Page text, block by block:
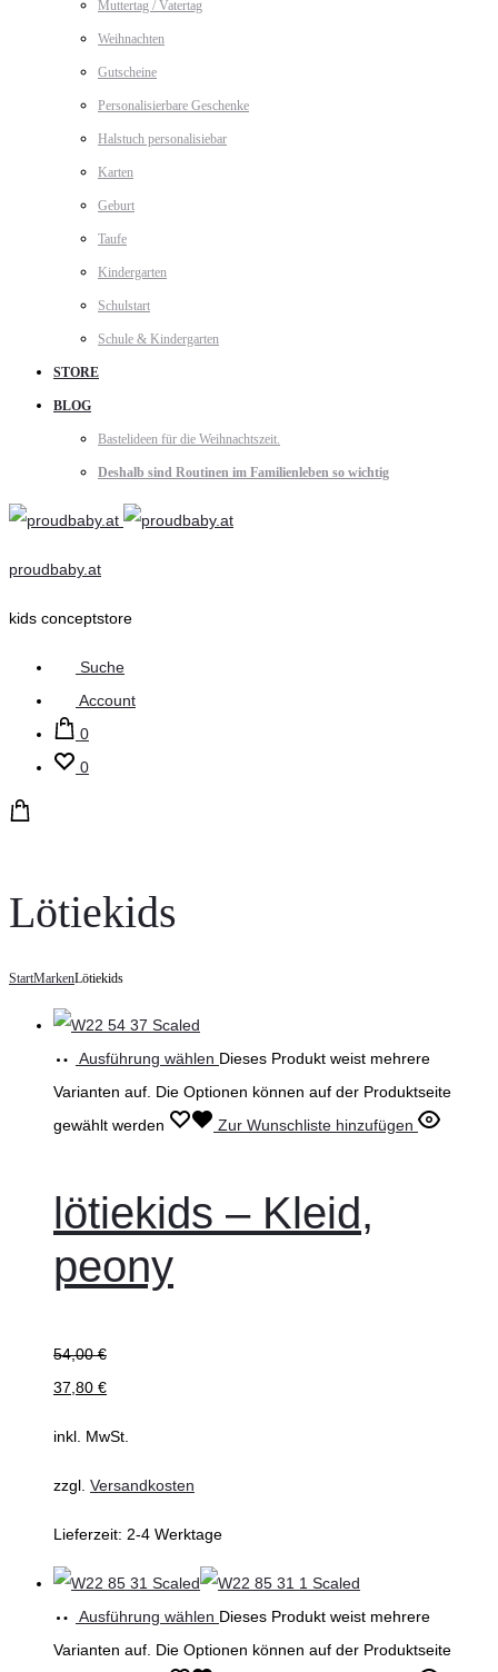
Muttertag / Vatertag
Weihnachten
Gutscheine
Personalisierbare Geschenke
Halstuch personalisiebar
Karten
Geburt
Taufe
Kindergarten
Schulstart
Schule & Kindergarten
STORE
BLOG
Bastelideen für die Weihnachtszeit.
Deshalb sind Routinen im Familienleben so wichtig
proudbaby.at
kids conceptstore
Suche
Account
0
0
Lötiekids
StartMarkenLötiekids
Ausführung wählen Dieses Produkt weist mehrere
Varianten auf. Die Optionen können auf der Produktseite
gewählt werden
Zur Wunschliste hinzufügen
lötiekids – Kleid,
peony
54,00€
37,80 €
inkl. MwSt.
zzgl. Versandkosten
Lieferzeit: 2-4 Werktage
Ausführung wählen Dieses Produkt weist mehrere
Varianten auf. Die Optionen können auf der Produktseite